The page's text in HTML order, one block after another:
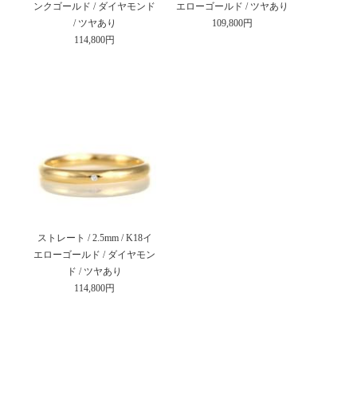
ンクゴールド / ダイヤモンド
/ ツヤあり
114,800円
エローゴールド / ツヤあり
109,800円
ストレート / 2.5mm / K18イ
エローゴールド / ダイヤモン
ド / ツヤあり
114,800円